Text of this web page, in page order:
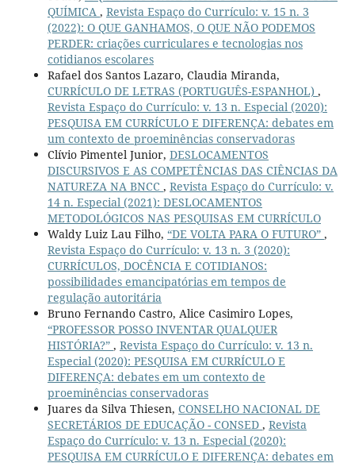
QUÍMICA , Revista Espaço do Currículo: v. 15 n. 3
(2022): O QUE GANHAMOS, O QUE NÃO PODEMOS
PERDER: criações curriculares e tecnologias nos
cotidianos escolares
Rafael dos Santos Lazaro, Claudia Miranda,
CURRÍCULO DE LETRAS (PORTUGUÊS-ESPANHOL) ,
Revista Espaço do Currículo: v. 13 n. Especial (2020):
PESQUISA EM CURRÍCULO E DIFERENÇA: debates em
um contexto de proeminências conservadoras
Clívio Pimentel Junior, DESLOCAMENTOS
DISCURSIVOS E AS COMPETÊNCIAS DAS CIÊNCIAS DA
NATUREZA NA BNCC , Revista Espaço do Currículo: v.
14 n. Especial (2021): DESLOCAMENTOS
METODOLÓGICOS NAS PESQUISAS EM CURRÍCULO
Waldy Luiz Lau Filho, “DE VOLTA PARA O FUTURO” ,
Revista Espaço do Currículo: v. 13 n. 3 (2020):
CURRÍCULOS, DOCÊNCIA E COTIDIANOS:
possibilidades emancipatórias em tempos de
regulação autoritária
Bruno Fernando Castro, Alice Casimiro Lopes,
“PROFESSOR POSSO INVENTAR QUALQUER
HISTÓRIA?” , Revista Espaço do Currículo: v. 13 n.
Especial (2020): PESQUISA EM CURRÍCULO E
DIFERENÇA: debates em um contexto de
proeminências conservadoras
Juares da Silva Thiesen, CONSELHO NACIONAL DE
SECRETÁRIOS DE EDUCAÇÃO - CONSED , Revista
Espaço do Currículo: v. 13 n. Especial (2020):
PESQUISA EM CURRÍCULO E DIFERENÇA: debates em